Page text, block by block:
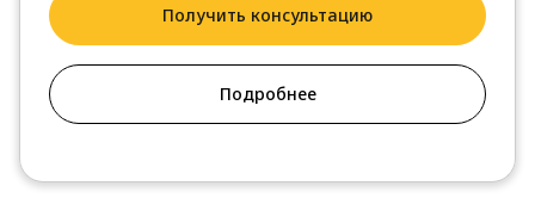
Получить консультацию
Подробнее